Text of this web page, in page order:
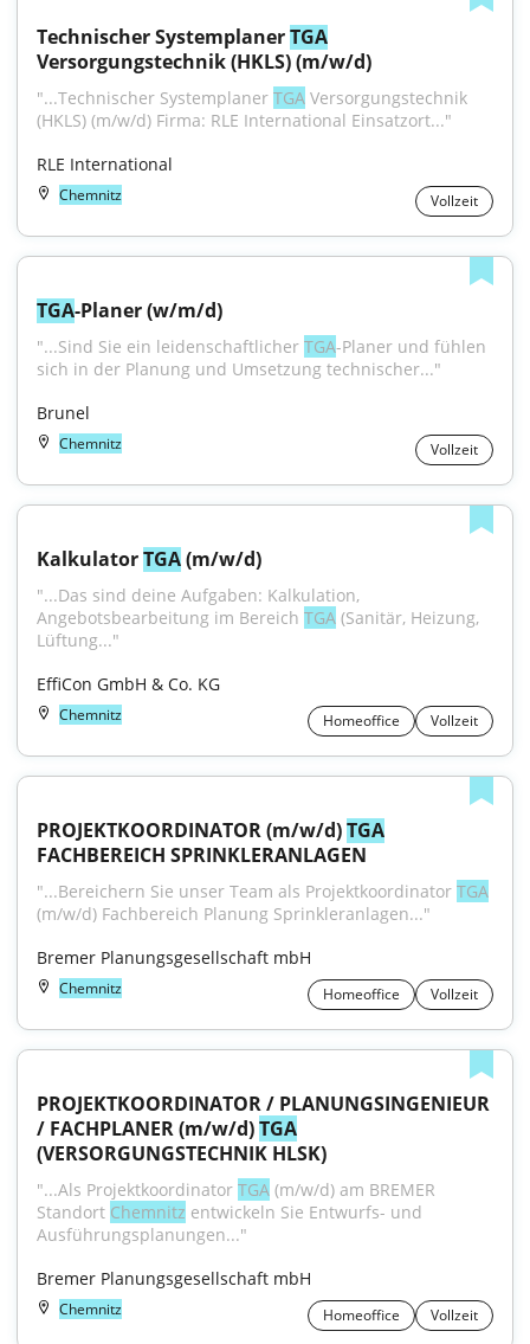
Technischer Systemplaner TGA
Versorgungstechnik (HKLS) (m/w/d)
"...Technischer Systemplaner TGA Versorgungstechnik
(HKLS) (m/w/d) Firma: RLE International Einsatzort..."
RLE International
Chemnitz Vollzeit
TGA-Planer (w/m/d)
"...Sind Sie ein leidenschaftlicher TGA-Planer und fühlen
sich in der Planung und Umsetzung technischer..."
Brunel
Chemnitz Vollzeit
Kalkulator TGA (m/w/d)
"...Das sind deine Aufgaben: Kalkulation,
Angebotsbearbeitung im Bereich TGA (Sanitär, Heizung,
Lüftung..."
EffiCon GmbH & Co. KG
Chemnitz Homeoffice Vollzeit
PROJEKTKOORDINATOR (m/w/d) TGA
FACHBEREICH SPRINKLERANLAGEN
"...Bereichern Sie unser Team als Projektkoordinator TGA
(m/w/d) Fachbereich Planung Sprinkleranlagen..."
Bremer Planungsgesellschaft mbH
Chemnitz Homeoffice Vollzeit
PROJEKTKOORDINATOR / PLANUNGSINGENIEUR
/ FACHPLANER (m/w/d) TGA
(VERSORGUNGSTECHNIK HLSK)
"...Als Projektkoordinator TGA (m/w/d) am BREMER
Standort Chemnitz entwickeln Sie Entwurfs- und
Ausführungsplanungen..."
Bremer Planungsgesellschaft mbH
Chemnitz Homeoffice Vollzeit